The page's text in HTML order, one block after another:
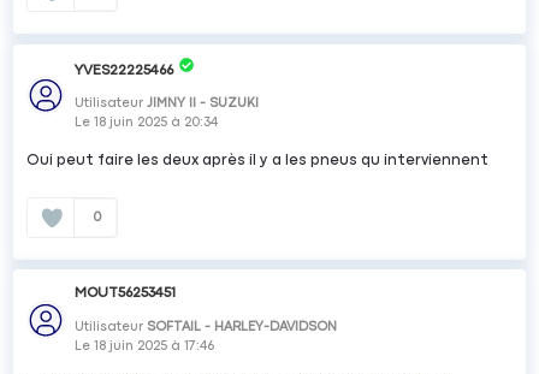
YVES22225466
UtilisateurJIMNY II - SUZUKI
Le18 juin 2025 à 20:34
Oui peut faire les deux après il y a les pneus qu interviennent
0
MOUT56253451
Utilisateur SOFTAIL - HARLEY-DAVIDSON
Le18 juin 2025 à17:46